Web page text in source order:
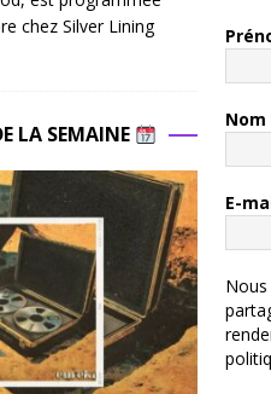
chez Silver Lining
LA SEMAINE
Nom
E-